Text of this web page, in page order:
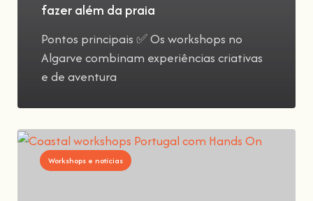
fazer além da praia
Pontos principais ✅ Os workshops no
Algarve combinam experiências criativas
e de aventura
Workshops e notícias